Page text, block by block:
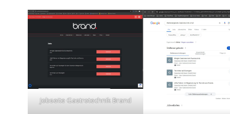
Jobseite Gastrotechnik Brand